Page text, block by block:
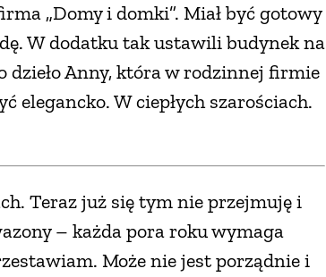
„Domy i domki”. Miał być gotowy
W dodatku tak ustawili budynek na
dzieło Anny, która w rodzinnej firmie
elegancko. W ciepłych szarościach.
Teraz już się tym nie przejmuję i
– każda pora roku wymaga
Może nie jest porządnie i